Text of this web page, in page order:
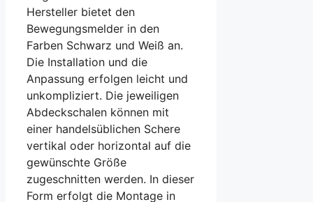
Hersteller bietet den
Bewegungsmelder in den
Farben Schwarz und Weiß an.
Die Installation und die
Anpassung erfolgen leicht und
unkompliziert. Die jeweiligen
Abdeckschalen können mit
einer handelsüblichen Schere
vertikal oder horizontal auf die
gewünschte Größe
zugeschnitten werden. In dieser
Form erfolgt die Montage in